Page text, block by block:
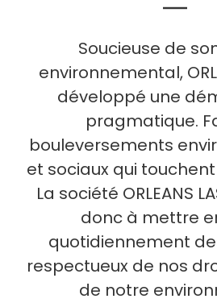
Soucieuse de
environnemental,
développé une
pragmatique.
bouleversements
et sociaux qui
La société ORLEANS
donc à mettre
quotidiennement
respectueux de nos
de notre